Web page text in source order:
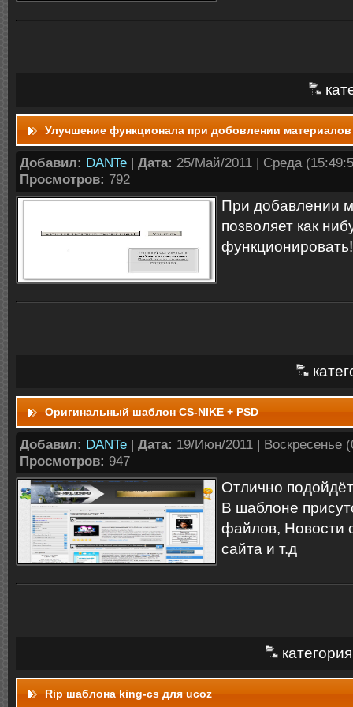
Улучшение функционала при добовлении материалов
Добавил: DANTe | Дата: 25/Май/2011 | Среда
Просмотров: 792
При добавлении
позволяет как
функционировать!
Оригинальный шаблон CS-NIKE + PSD
Добавил: DANTe | Дата: 19/Июн/2011 | Воскресенье
Просмотров: 947
Отлично
В шаблоне
файлов, Новости
сайта и т.д
Rip шаблона king-cs для ucoz